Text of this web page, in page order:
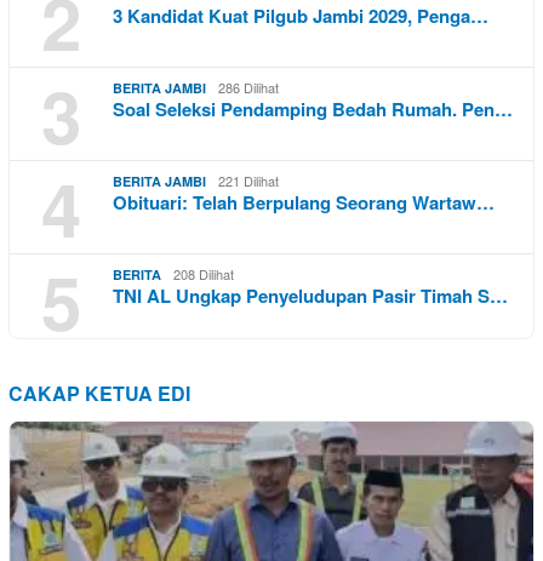
2 3 Kandidat Kuat Pilgub Jambi 2029, Penga…
3 BERITA JAMBI 286 Dilihat
Soal Seleksi Pendamping Bedah Rumah. Pen…
4 BERITA JAMBI 221 Dilihat
Obituari: Telah Berpulang Seorang Wartaw…
5 BERITA 208 Dilihat
TNI AL Ungkap Penyeludupan Pasir Timah S…
CAKAP KETUA EDI